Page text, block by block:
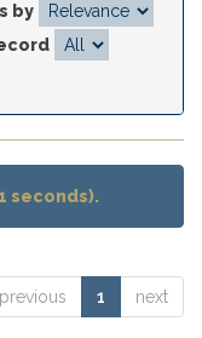
by
seconds).
previous 1 next